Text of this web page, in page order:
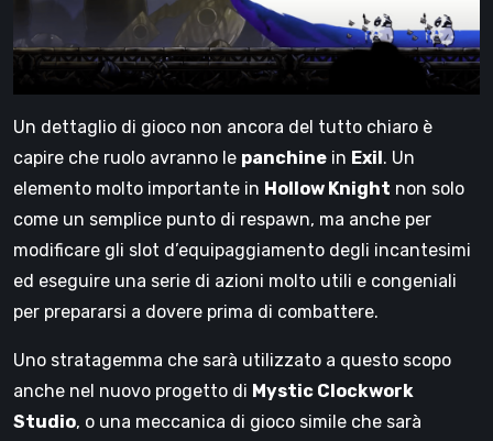
Un dettaglio di gioco non ancora del tutto chiaro è
capire che ruolo avranno le panchine in Exil . Un
elemento molto importante in Hollow Knight non solo
come un semplice punto di respawn, ma anche per
modificare gli slot d’equipaggiamento degli incantesimi
ed eseguire una serie di azioni molto utili e congeniali
per prepararsi a dovere prima di combattere.
Uno stratagemma che sarà utilizzato a questo scopo
anche nel nuovo progetto di Mystic Clockwork
Studio, o una meccanica di gioco simile che sarà